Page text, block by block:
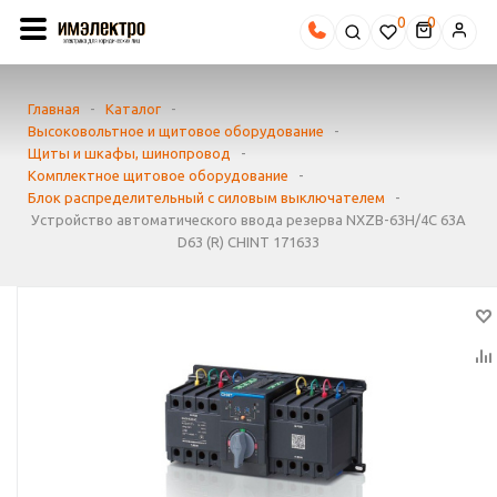
0
Главная - Каталог
-
Высоковольтное и щитовое оборудование
-
Щиты и шкафы, шинопровод
-
Комплектное щитовое оборудование
-
Блок распределительный с силовым выключателем
-
Устройство автоматического ввода резерва NXZB-63H/4C 63А
D63 (R) CHINT 171633